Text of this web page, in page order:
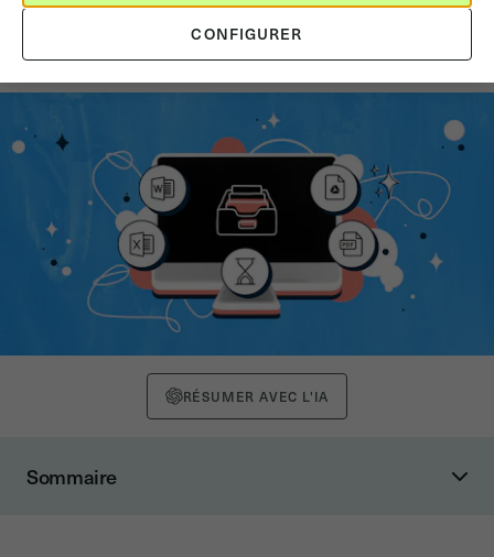
Comment classer efficacement
ses documents d’entreprise ?
RÉSUMER AVEC L'IA
Sommaire
CONFIGURER